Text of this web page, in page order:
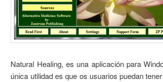
Natural Healing, es una aplicación para
única utilidad es que os usuarios puedan